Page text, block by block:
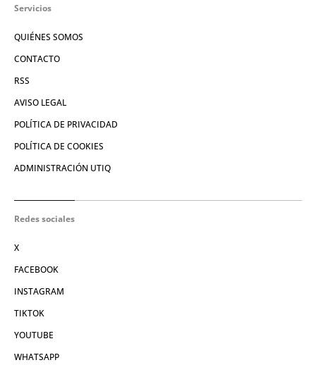
Servicios
QUIÉNES SOMOS
CONTACTO
RSS
AVISO LEGAL
POLÍTICA DE PRIVACIDAD
POLÍTICA DE COOKIES
ADMINISTRACIÓN UTIQ
Redes sociales
X
FACEBOOK
INSTAGRAM
TIKTOK
YOUTUBE
WHATSAPP